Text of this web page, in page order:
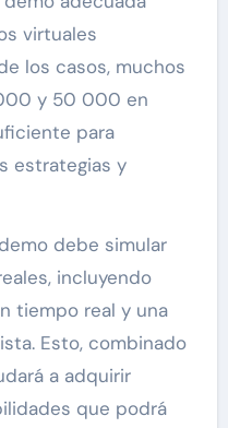
virtuales
los casos, muchos
y 50 000 en
para
estrategias y
debe simular
incluyendo
tiempo real y una
Esto, combinado
a adquirir
que podrá